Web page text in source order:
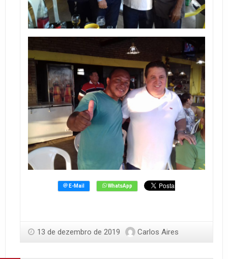
13 de dezembro de 2019 Carlos Aires